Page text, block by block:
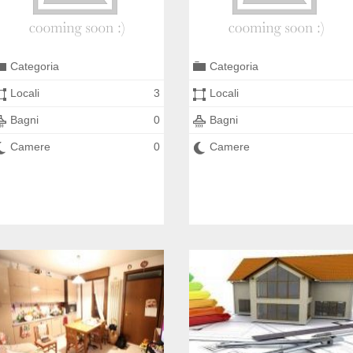
Categoria
Locali 3
Bagni 0
Camere 0
Categoria
Locali
Bagni
Camere